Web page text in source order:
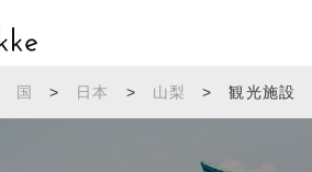
国 > 日本 > 山梨 > 観光施設